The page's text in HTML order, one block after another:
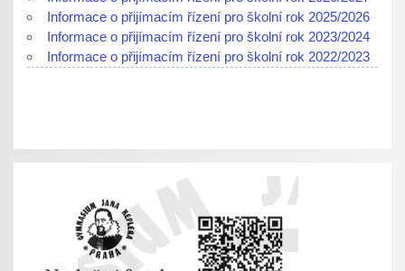
Informace o přijímacím řízení pro školní rok 2025/2026
Informace o přijímacím řízení pro školní rok 2023/2024
Informace o přijímacím řízení pro školní rok 2022/2023